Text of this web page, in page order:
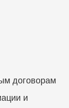
договорам
и